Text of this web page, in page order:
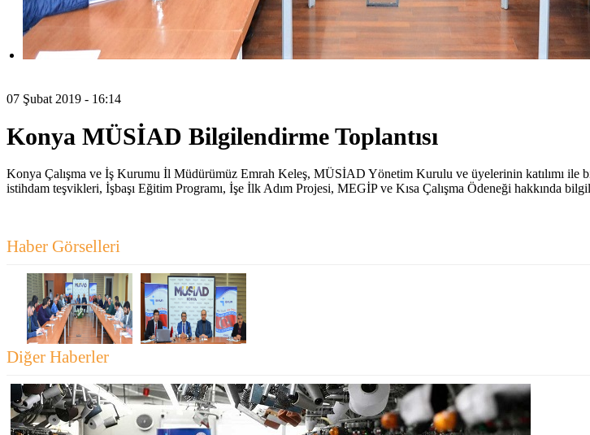
07 Şubat 2019 - 16:14
Konya MÜSİAD Bilgilendirme Toplantısı
Konya Çalışma ve İş Kurumu İl Müdürümüz Emrah Keleş, MÜSİAD Yönetim Kurulu ve üyelerinin katılımı ile
istihdam teşvikleri, İşbaşı Eğitim Programı, İşe İlk Adım Projesi, MEGİP ve Kısa Çalışma Ödeneği hakkında
Haber Görselleri
Diğer Haberler